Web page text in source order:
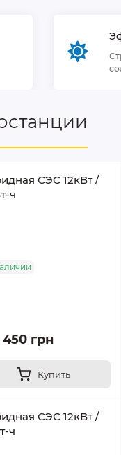
СЭС 12кВт /
ч
грн
Купить
СЭС 12кВт /
ч